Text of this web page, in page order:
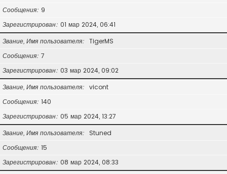
Сообщения 9
Зарегистрирован 01 мар 2024, 06:41
Звание, Имя пользователя
TigerMS
Сообщения 7
Зарегистрирован 03 мар 2024, 09:02
Звание, Имя пользователя
vicont
Сообщения 140
Зарегистрирован 05 мар 2024, 13:27
Звание, Имя пользователя
Stuned
Сообщения 15
Зарегистрирован 08 мар 2024, 08:33